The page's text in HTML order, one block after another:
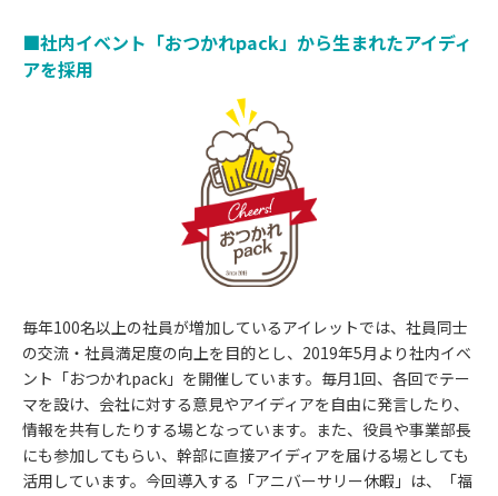
■社内イベント「おつかれpack」から生まれたアイディ
アを採用
毎年100名以上の社員が増加しているアイレットでは、社員同士
の交流・社員満足度の向上を目的とし、2019年5月より社内イベ
ント「おつかれpack」を開催しています。毎月1回、各回でテー
マを設け、会社に対する意見やアイディアを自由に発言したり、
情報を共有したりする場となっています。また、役員や事業部長
にも参加してもらい、幹部に直接アイディアを届ける場としても
活用しています。今回導入する「アニバーサリー休暇」は、「福